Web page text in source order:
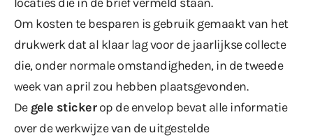
Om kosten te besparen is gebruik gemaakt van het
drukwerk dat al klaar lag voor de jaarlijkse collecte
die, onder normale omstandigheden, in de tweede
week van april zou hebben plaatsgevonden.
De gele stickerop de envelop bevat alle informatie
over de werkwijze van de uitgestelde